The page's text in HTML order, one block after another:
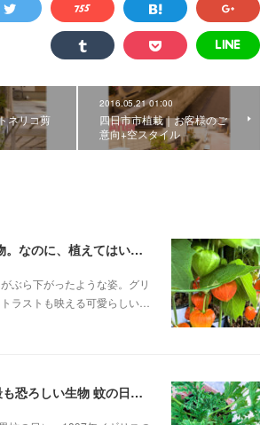
ネリコ剪
2016.05.21 01:00
四日市市植栽｜お客様のご
意向+空スタイル
お盆に飾る縁起植物。なのに、植えてはいけない？その理由 ホオズキ
ぶら下がったような姿。グリ
ラストも映える可愛らしい…
8月20日は世界で最も恐ろしい生物 蚊の日！？。蚊連草・蚊嫌草 センテッドゼラニウム